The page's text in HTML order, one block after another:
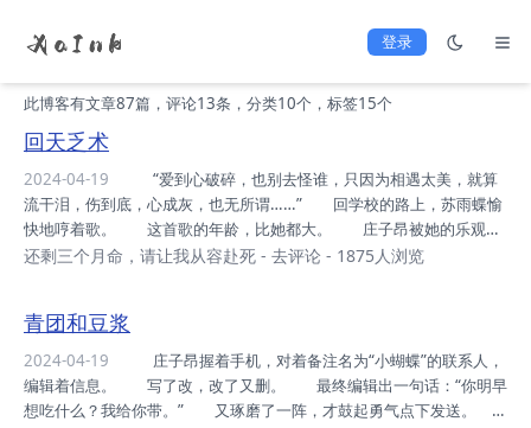
登录
此博客有文章87篇，评论13条，分类10个，标签15个
回天乏术
2024-04-19
流干泪，伤到底，心成灰，也无所谓……” 回学校的路上，苏雨蝶愉
快地哼着歌。 这首歌的年龄，比她都大。 庄子昂被她的乐观感
染，也好像忘记了烦恼。 校园的林荫道上，飘浮着淡淡的桃花香。
衣服口袋里掏出来一个卡片手机。 薄薄的一张，在阳光下散发出幽
蓝的光芒。 卡片手机基本只能打电话和发信息，远远不及智能手机
那么多功能。 很多家长防止孩子沉迷游戏，会给他们买这种手机。
两人愉快地交换了联系方式。 苏雨蝶说：...
还剩三个月命，请让我从容赴死 - 去评论 - 1875人浏览
青团和豆浆
2024-04-19
编辑着信息。 写了改，改了又删。 最终编辑出一句话：“你明早
想吃什么？我给你带。” 又琢磨了一阵，才鼓起勇气点下发送。